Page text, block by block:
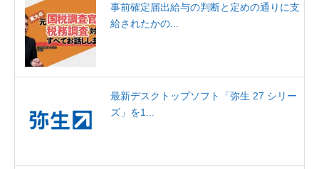
事前確定届出給与の判断と定めの通りに支
給されたかの...
最新デスクトップソフト「弥生 27 シリー
ズ」を1...